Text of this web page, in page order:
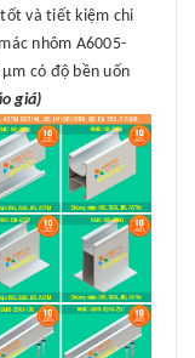
và tiết kiệm chi
nhôm A6005-
có độ bền uốn
giá)